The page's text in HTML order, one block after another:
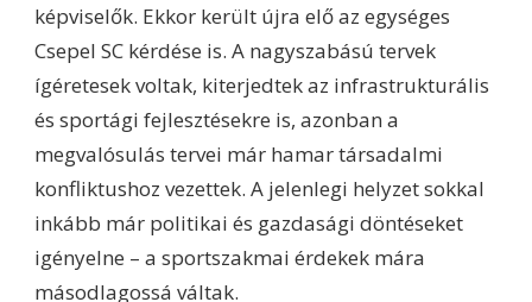
képviselők. Ekkor került újra elő az egységes
Csepel SC kérdése is. A nagyszabású tervek
ígéretesek voltak, kiterjedtek az infrastrukturális
és sportági fejlesztésekre is, azonban a
megvalósulás tervei már hamar társadalmi
konfliktushoz vezettek. A jelenlegi helyzet sokkal
inkább már politikai és gazdasági döntéseket
igényelne – a sportszakmai érdekek mára
másodlagossá váltak.